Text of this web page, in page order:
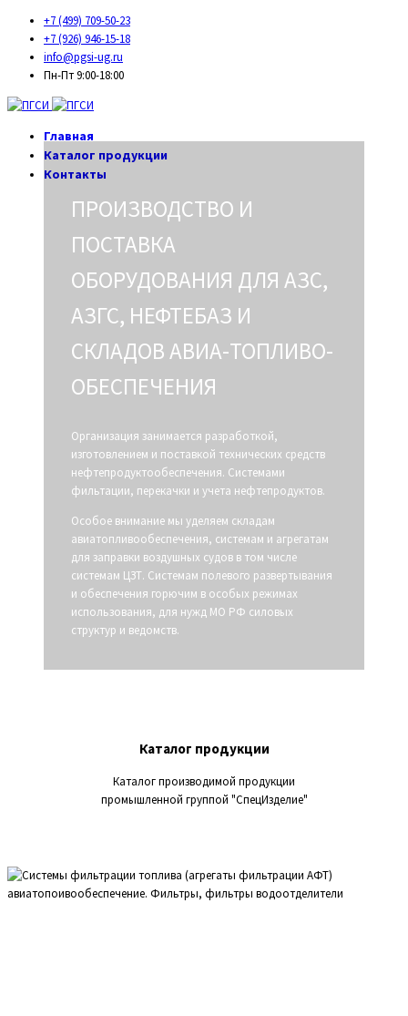
+7 (499) 709-50-23
+7 (926) 946-15-18
info@pgsi-ug.ru
Пн-Пт 9:00-18:00
Главная
Каталог продукции
Контакты
ПРОИЗВОДСТВО И
ПОСТАВКА
ОБОРУДОВАНИЯ ДЛЯ АЗС,
АЗГС, НЕФТЕБАЗ И
СКЛАДОВ АВИА-ТОПЛИВО-
ОБЕСПЕЧЕНИЯ
Организация занимается разработкой,
изготовлением и поставкой технических средств
нефтепродуктообеспечения. Системами
фильтации, перекачки и учета нефтепродуктов.
Особое внимание мы уделяем складам
авиатопливообеспечения, системам и агрегатам
для заправки воздушных судов в том числе
системам ЦЗТ. Системам полевого развертывания
и обеспечения горючим в особых режимах
использования, для нужд МО РФ силовых
структур и ведомств.
Каталог продукции
Каталог производимой продукции
промышленной группой "СпецИзделие"